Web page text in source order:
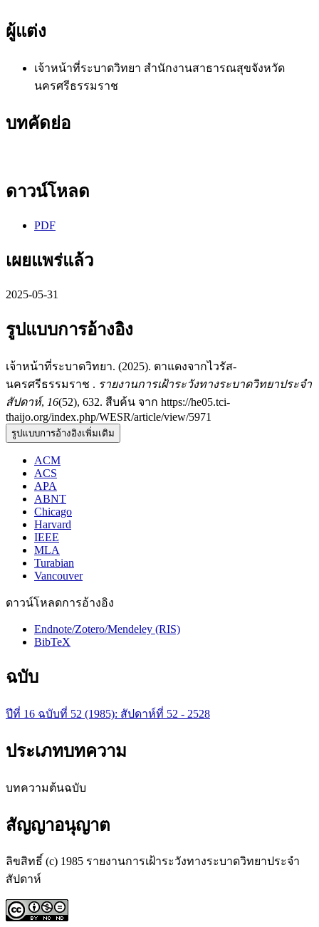
ผู้แต่ง
เจ้าหน้าที่ระบาดวิทยา สำนักงานสาธารณสุขจังหวัด
นครศรีธรรมราช
บทคัดย่อ
ดาวน์โหลด
PDF
เผยแพร่แล้ว
2025-05-31
รูปแบบการอ้างอิง
เจ้าหน้าที่ระบาดวิทยา. (2025). ตาแดงจากไวรัส-
นครศรีธรรมราช . รายงานการเฝ้าระวังทางระบาดวิทยาประจำ
สัปดาห์, 16(52), 632. สืบค้น จาก https://he05.tci-
thaijo.org/index.php/WESR/article/view/5971
รูปแบบการอ้างอิงเพิ่มเติม
ACM
ACS
APA
ABNT
Chicago
Harvard
IEEE
MLA
Turabian
Vancouver
ดาวน์โหลดการอ้างอิง
Endnote/Zotero/Mendeley (RIS)
BibTeX
ฉบับ
ปีที่ 16 ฉบับที่ 52 (1985): สัปดาห์ที่ 52 - 2528
ประเภทบทความ
บทความต้นฉบับ
สัญญาอนุญาต
ลิขสิทธิ์ (c) 1985 รายงานการเฝ้าระวังทางระบาดวิทยาประจำ
สัปดาห์